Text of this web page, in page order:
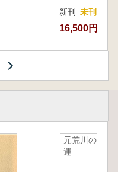
新刊 未刊
16,500円
元荒川の水
運